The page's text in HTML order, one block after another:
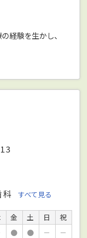
経験を生かし、
科 すべて見る
金 土 日
祝
● ● －
－